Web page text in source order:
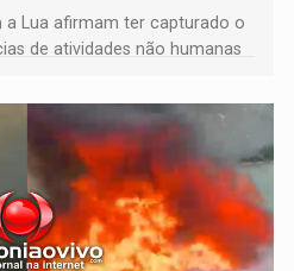
Lua afirmam ter capturado o
de atividades não humanas